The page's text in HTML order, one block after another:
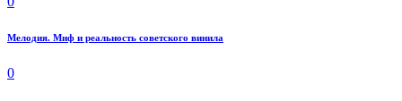
Мелодия. Миф и реальность советского винила
0